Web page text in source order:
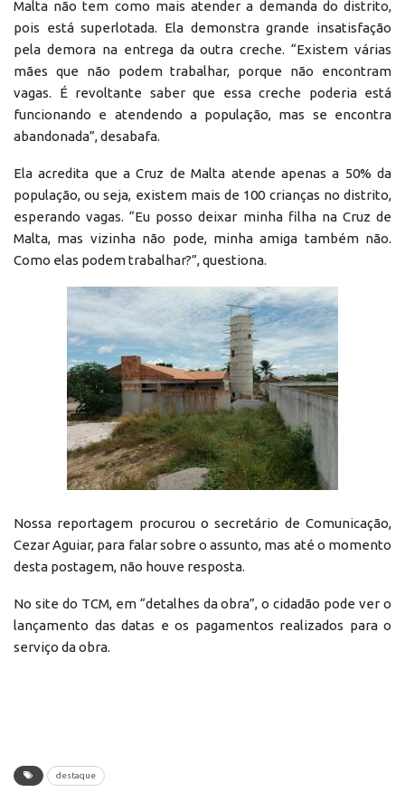
Malta não tem como mais atender a demanda do distrito,
pois está superlotada. Ela demonstra grande insatisfação
pela demora na entrega da outra creche. “Existem várias
mães que não podem trabalhar, porque não encontram
vagas. É revoltante saber que essa creche poderia está
funcionando e atendendo a população, mas se encontra
abandonada”, desabafa.
Ela acredita que a Cruz de Malta atende apenas a 50% da
população, ou seja, existem mais de 100 crianças no distrito,
esperando vagas. “Eu posso deixar minha filha na Cruz de
Malta, mas vizinha não pode, minha amiga também não.
Como elas podem trabalhar?”, questiona.
Nossa reportagem procurou o secretário de Comunicação,
Cezar Aguiar, para falar sobre o assunto, mas até o momento
desta postagem, não houve resposta.
No site do TCM, em “detalhes da obra”, o cidadão pode ver o
lançamento das datas e os pagamentos realizados para o
serviço da obra.
destaque